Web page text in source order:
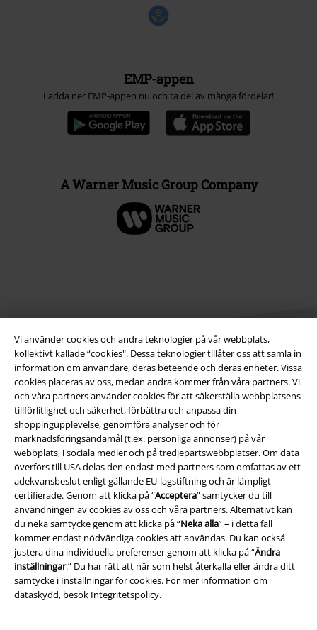
Vi använder cookies och andra teknologier på vår webbplats,
kollektivt kallade “cookies". Dessa teknologier tillåter oss att samla in
information om användare, deras beteende och deras enheter. Vissa
cookies placeras av oss, medan andra kommer från våra partners. Vi
och våra partners använder cookies för att säkerställa webbplatsens
tillförlitlighet och säkerhet, förbättra och anpassa din
shoppingupplevelse, genomföra analyser och för
marknadsföringsändamål (t.ex. personliga annonser) på vår
webbplats, i sociala medier och på tredjepartswebbplatser. Om data
överförs till USA delas den endast med partners som omfattas av ett
adekvansbeslut enligt gällande EU-lagstiftning och är lämpligt
certifierade. Genom att klicka på “Acceptera” samtycker du till
användningen av cookies av oss och våra partners. Alternativt kan
du neka samtycke genom att klicka på “Neka alla” – i detta fall
kommer endast nödvändiga cookies att användas. Du kan också
justera dina individuella preferenser genom att klicka på “Ändra
inställningar.” Du har rätt att när som helst återkalla eller ändra ditt
samtycke i Inställningar för cookies. För mer information om
dataskydd, besök Integritetspolicy.
EMP-appen
Ladda ner EMP-appen nu och ta del av många fördelar!
A Warner Music Group Company
Juridisk information/Villkor
Villkor
Om oss
Ladda ner villkoren
Avfallshantering och miljöskydd
Försäkran om överensstämmelse
Information om tillgänglighet